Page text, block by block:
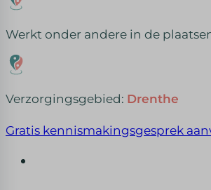
Werkt onder andere in de
Verzorgingsgebied: Drenthe
Gratis kennismakingsgesprek